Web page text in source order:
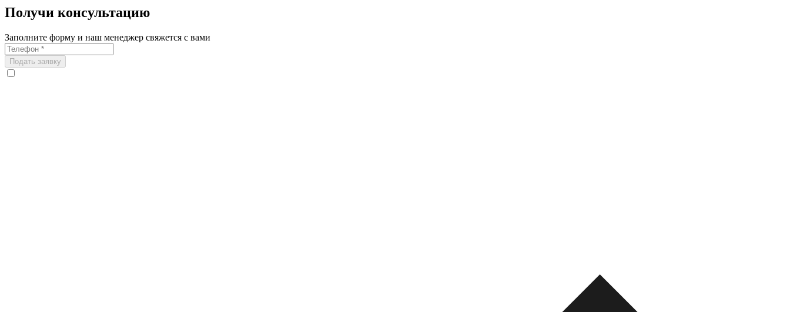
Получи консультацию
Заполните форму и наш менеджер свяжется с вами
Подать заявку